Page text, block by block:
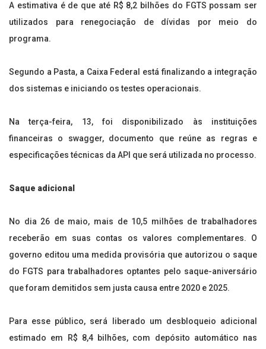
A estimativa é de que até R$ 8,2 bilhões do FGTS possam ser
utilizados para renegociação de dívidas por meio do
programa.
Segundo a Pasta, a Caixa Federal está finalizando a integração
dos sistemas e iniciando os testes operacionais.
Na terça-feira, 13, foi disponibilizado às instituições
financeiras o swagger, documento que reúne as regras e
especificações técnicas da API que será utilizada no processo.
Saque adicional
No dia 26 de maio, mais de 10,5 milhões de trabalhadores
receberão em suas contas os valores complementares. O
governo editou uma medida provisória que autorizou o saque
do FGTS para trabalhadores optantes pelo saque-aniversário
que foram demitidos sem justa causa entre 2020 e 2025.
Para esse público, será liberado um desbloqueio adicional
estimado em R$ 8,4 bilhões, com depósito automático nas